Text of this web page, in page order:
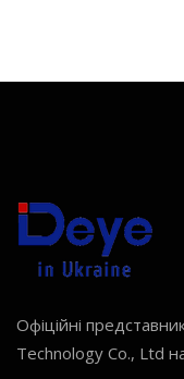
Офіційні
Technology Co., Ltd